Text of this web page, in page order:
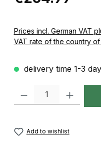
Prices incl. German VAT plus shipping
VAT rate of the country
delivery time 1-3
Product Quantity: Enter
Add to wishlist